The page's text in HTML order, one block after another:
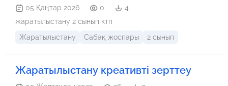
05 Қаңтар 2026 0
4
жаратылыстану 2 сынып ктп
Жаратылыстану
Сабақ жоспары 2 сынып
Жаратылыстану креативті зерттеу